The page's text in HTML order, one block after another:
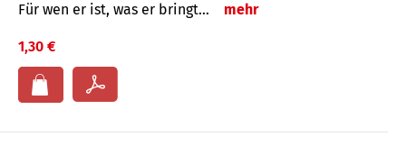
Für wen er ist, was er bringt… mehr
1,30 €